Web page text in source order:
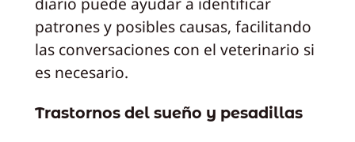
patrones y posibles causas, facilitando
las conversaciones con el veterinario si
es necesario.
Trastornos del sueño y pesadillas